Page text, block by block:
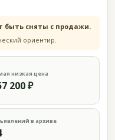
быть сняты с продажи.
ориентир.
низкая цена
200 ₽
в архиве